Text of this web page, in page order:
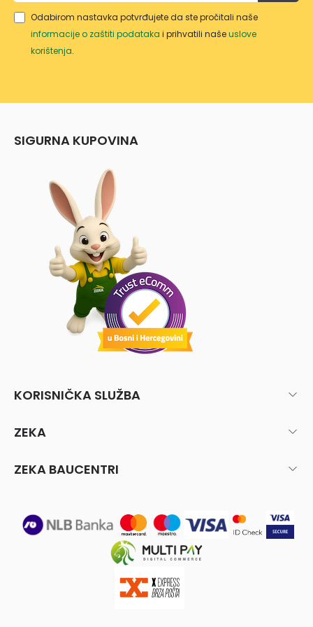
WT/1
0
Odabirom nastavka potvrđujete da ste pročitali naše
informacije o zaštiti podataka i prihvatili našeuslove
korištenja.
SIGURNA KUPOVINA
KORISNIČKA SLUŽBA
ZEKA
ZEKA BAUCENTRI